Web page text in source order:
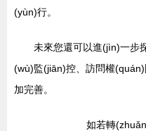
(yùn)行。
未來您還可以進(jìn)一步
(wù)監(jiān)控、訪問權
加完善。
如若轉